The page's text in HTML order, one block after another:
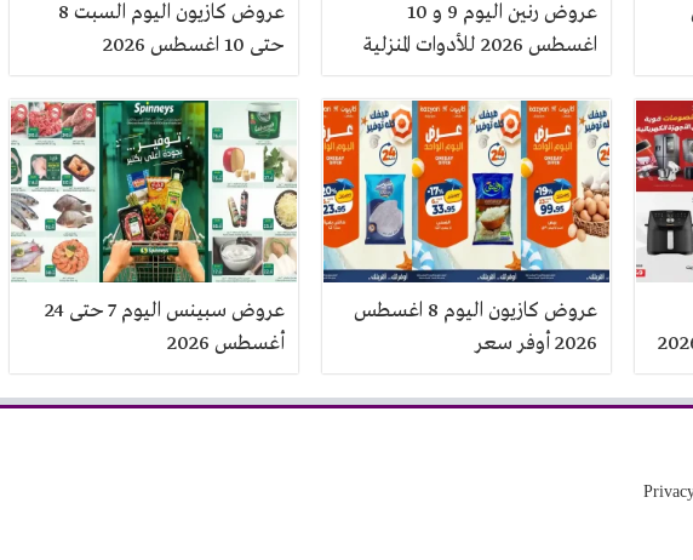
عروض رنين اليوم 9 و 10
اغسطس 2026 للأدوات المنزلية
عروض كازيون اليوم السبت 8
حتى 10 اغسطس 2026
عروض كازيون اليوم 8 اغسطس
2026 أوفر سعر
عروض سبينس اليوم 7 حتى 24
أغسطس 2026